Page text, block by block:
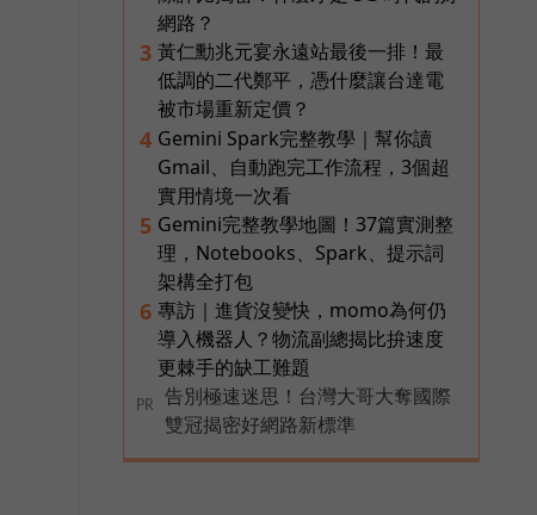
網路？
3 黃仁勳兆元宴永遠站最後一排！最
低調的二代鄭平，憑什麼讓台達電
被市場重新定價？
4 Gemini Spark完整教學｜幫你讀
Gmail、自動跑完工作流程，3個超
實用情境一次看
5 Gemini完整教學地圖！37篇實測整
理，Notebooks、Spark、提示詞
架構全打包
6 專訪｜進貨沒變快，momo為何仍
導入機器人？物流副總揭比拚速度
更棘手的缺工難題
PR
告別極速迷思！台灣大哥大奪國際
雙冠揭密好網路新標準